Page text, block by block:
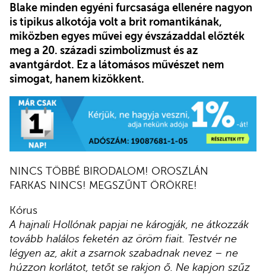
Blake minden egyéni furcsasága ellenére nagyon
is tipikus alkotója volt a brit romantikának,
miközben egyes művei egy évszázaddal előzték
meg a 20. századi szimbolizmust és az
avantgárdot. Ez a látomásos művészet nem
simogat, hanem kizökkent.
NINCS TÖBBÉ BIRODALOM! OROSZLÁN
FARKAS NINCS! MEGSZŰNT ÖRÖKRE!
Kórus
A hajnali Hollónak papjai ne károgják, ne átkozzák
tovább halálos feketén az öröm fiait. Testvér ne
légyen az, akit a zsarnok szabadnak nevez – ne
húzzon korlátot, tetőt se rakjon ő. Ne kapjon szűz